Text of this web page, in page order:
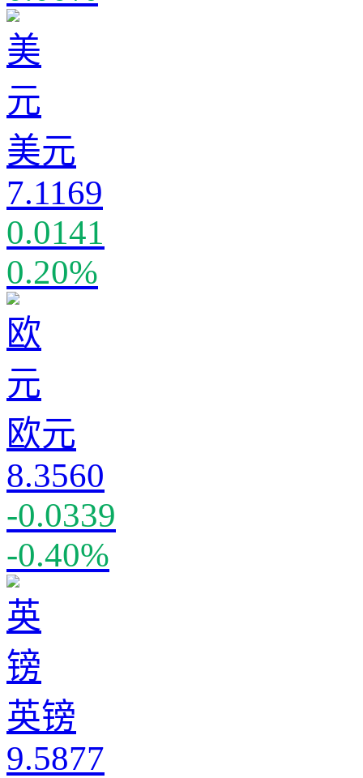
美元
7.1169
0.0141
0.20%
欧元
8.3560
-0.0339
-0.40%
英镑
9.5877